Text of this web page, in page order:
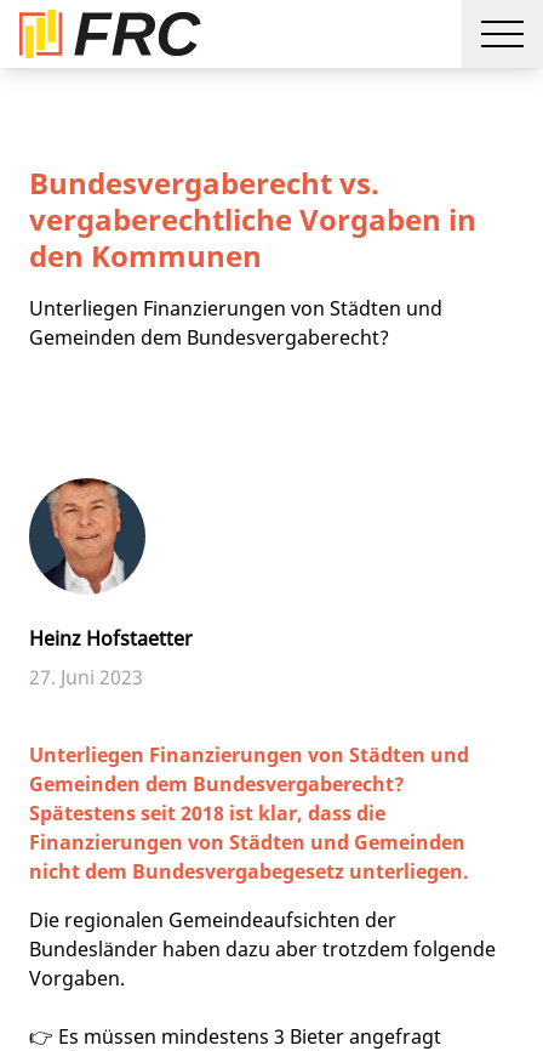
Bundesvergaberecht vs.
vergaberechtliche Vorgaben in
den Kommunen
Unterliegen Finanzierungen von Städten und
Gemeinden dem Bundesvergaberecht?
Heinz Hofstaetter
27. Juni 2023
Unterliegen Finanzierungen von Städten und
Gemeinden dem Bundesvergaberecht?
Spätestens seit 2018 ist klar, dass die
Finanzierungen von Städten und Gemeinden
nicht dem Bundesvergabegesetz unterliegen.
Die regionalen Gemeindeaufsichten der
Bundesländer haben dazu aber trotzdem folgende
Vorgaben.
👉 Es müssen mindestens 3 Bieter angefragt